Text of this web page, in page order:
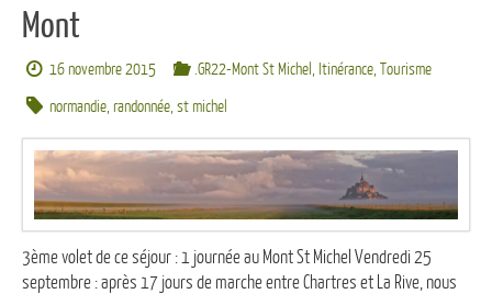
Mont
16 novembre 2015 .GR22-Mont St Michel , Itinérance, Tourisme
normandie,randonnée,st michel
3ème volet de ce séjour : 1 journée au Mont St Michel Vendredi 25
septembre : après 17 jours de marche entre Chartres et La Rive, nous